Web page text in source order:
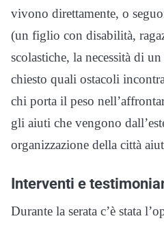
vivono direttamente, o
(un figlio con disabilità,
scolastiche, la necessità di
chiesto quali ostacoli
chi porta il peso
gli aiuti che vengono
organizzazione della città
Interventi e
Durante la serata c’è stata